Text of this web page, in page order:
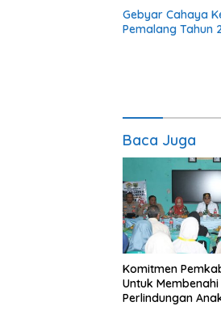
Gebyar Cahaya
Pemalang Tahun
Baca Juga
Komitmen
Untuk
Perlindungan